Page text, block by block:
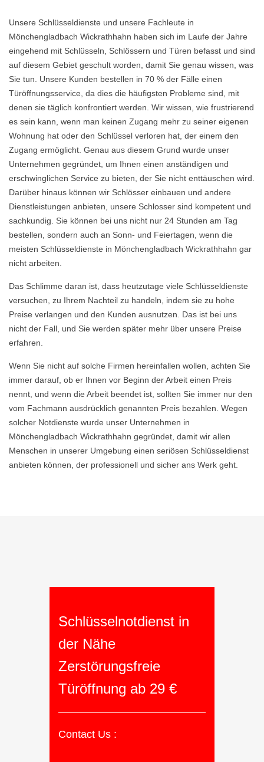
Unsere Schlüsseldienste und unsere Fachleute in
Mönchengladbach Wickrathhahn haben sich im Laufe der Jahre
eingehend mit Schlüsseln, Schlössern und Türen befasst und sind
auf diesem Gebiet geschult worden, damit Sie genau wissen, was
Sie tun. Unsere Kunden bestellen in 70 % der Fälle einen
Türöffnungsservice, da dies die häufigsten Probleme sind, mit
denen sie täglich konfrontiert werden. Wir wissen, wie frustrierend
es sein kann, wenn man keinen Zugang mehr zu seiner eigenen
Wohnung hat oder den Schlüssel verloren hat, der einem den
Zugang ermöglicht. Genau aus diesem Grund wurde unser
Unternehmen gegründet, um Ihnen einen anständigen und
erschwinglichen Service zu bieten, der Sie nicht enttäuschen wird.
Darüber hinaus können wir Schlösser einbauen und andere
Dienstleistungen anbieten, unsere Schlosser sind kompetent und
sachkundig. Sie können bei uns nicht nur 24 Stunden am Tag
bestellen, sondern auch an Sonn- und Feiertagen, wenn die
meisten Schlüsseldienste in Mönchengladbach Wickrathhahn gar
nicht arbeiten.
Das Schlimme daran ist, dass heutzutage viele Schlüsseldienste
versuchen, zu Ihrem Nachteil zu handeln, indem sie zu hohe
Preise verlangen und den Kunden ausnutzen. Das ist bei uns
nicht der Fall, und Sie werden später mehr über unsere Preise
erfahren.
Wenn Sie nicht auf solche Firmen hereinfallen wollen, achten Sie
immer darauf, ob er Ihnen vor Beginn der Arbeit einen Preis
nennt, und wenn die Arbeit beendet ist, sollten Sie immer nur den
vom Fachmann ausdrücklich genannten Preis bezahlen. Wegen
solcher Notdienste wurde unser Unternehmen in
Mönchengladbach Wickrathhahn gegründet, damit wir allen
Menschen in unserer Umgebung einen seriösen Schlüsseldienst
anbieten können, der professionell und sicher ans Werk geht.
Schlüsselnotdienst in
der Nähe
Zerstörungsfreie
Türöffnung ab 29 €
Contact Us :